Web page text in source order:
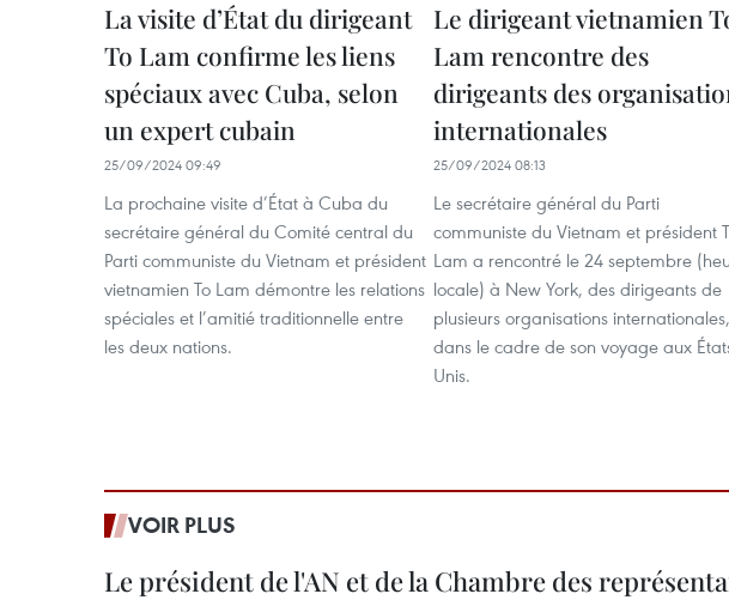
La visite d’État du dirigeant
To Lam confirme les liens
spéciaux avec Cuba, selon
un expert cubain
25/09/2024 09:49
La prochaine visite d’État à Cuba du
secrétaire général du Comité central du
Parti communiste du Vietnam et président
vietnamien To Lam démontre les relations
spéciales et l’amitié traditionnelle entre
les deux nations.
Le dirigeant vietnamien
Lam rencontre des
dirigeants des
internationales
25/09/2024 08:13
Le secrétaire général du Parti
communiste du Vietnam et président
Lam a rencontré le 24 septembre
locale) à New York, des dirigeants de
plusieurs organisations internationales,
dans le cadre de son voyage aux
Unis.
VOIR PLUS
Le président de l'AN et de la Chambre des